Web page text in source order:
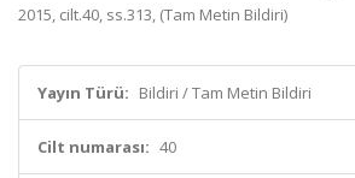
2015, cilt.40, ss.313, (Tam Metin Bildiri)
Yayın Türü: Bildiri / Tam Metin Bildiri
Cilt numarası: 40